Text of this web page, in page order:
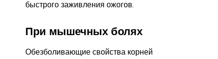
быстрого заживления ожогов.
При мышечных болях
Обезболивающие свойства корней